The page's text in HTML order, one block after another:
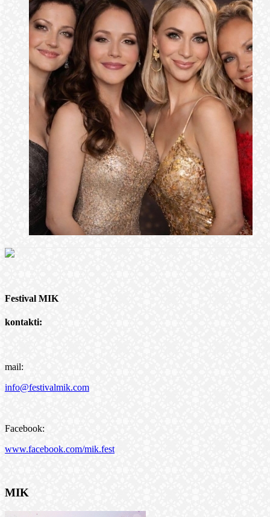
Festival MIK
kontakti:
mail:
info@festivalmik.com
Facebook:
www.facebook.com/mik.fest
MIK